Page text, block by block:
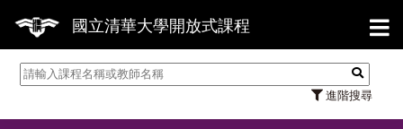
國立清華大學開放式課程
進階搜尋
【7/31】114學年度第2